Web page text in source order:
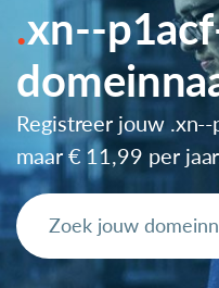
xn--
Registreer jouw
maar € 11,99 per jaar.